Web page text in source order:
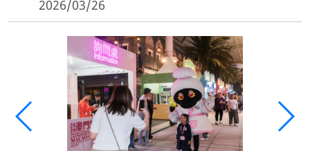
2026/03/26